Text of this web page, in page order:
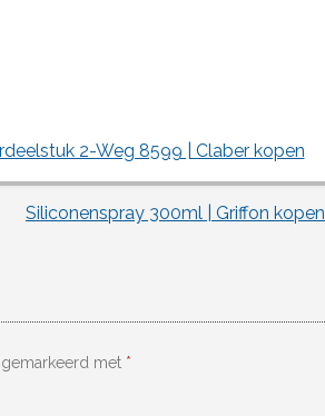
2-Weg 8599 | Claber kopen
Siliconenspray 300ml | Griffon kopen
met *